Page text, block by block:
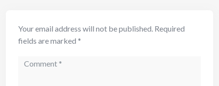
Your email address will not be published. Required
fields are marked *
Comment